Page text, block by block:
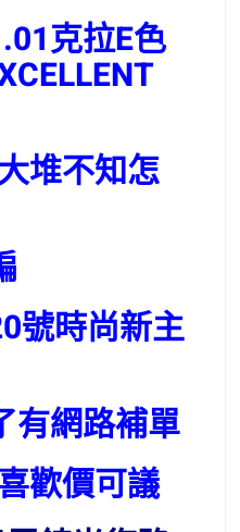
克拉E色
堆不知怎
號時尚新主
有網路補單
歡價可議